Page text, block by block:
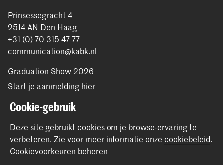
Prinsessegracht 4
2514 AN Den Haag
+31 (0) 70 315 47 77
communication@kabk.nl
Graduation Show 2026
Start je aanmelding hier
Werken bij de KABK
Contactinfo
Volg ons
Cookie-gebruik
Deze site gebruikt cookies om je browse-ervaring te
verbeteren. Zie voor meer informatie onze cookiebeleid.
Cookievoorkeuren beheren